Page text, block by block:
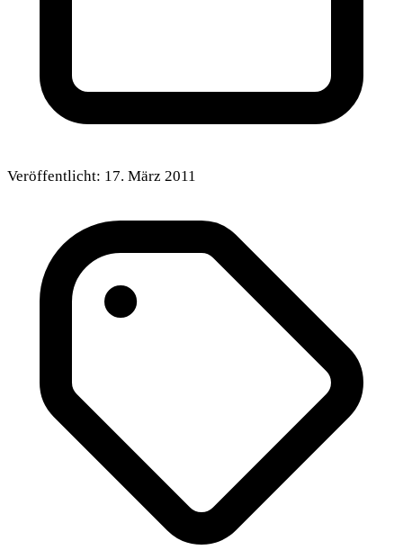
Veröffentlicht: 17. März 2011